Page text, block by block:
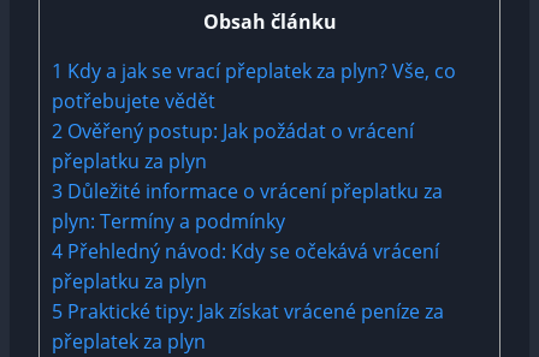
Obsah článku
1 Kdy a jak⁤ se vrací přeplatek za‌ plyn? ⁢Vše, co
potřebujete ​vědět
2 Ověřený⁣ postup: Jak požádat ‍o vrácení
přeplatku za ⁣plyn
3 Důležité informace o vrácení ⁢přeplatku za
plyn: Termíny a podmínky
4 Přehledný návod: Kdy se očekává vrácení‌
přeplatku za plyn
5 Praktické⁣ tipy: Jak získat vrácené peníze za
přeplatek za plyn